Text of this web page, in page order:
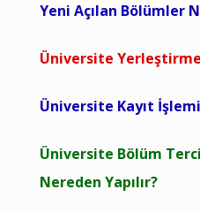
Yeni Açılan Bölümler
Üniversite
Üniversite Kayıt İşlemi
Üniversite Bölüm
Nereden Yapılır?